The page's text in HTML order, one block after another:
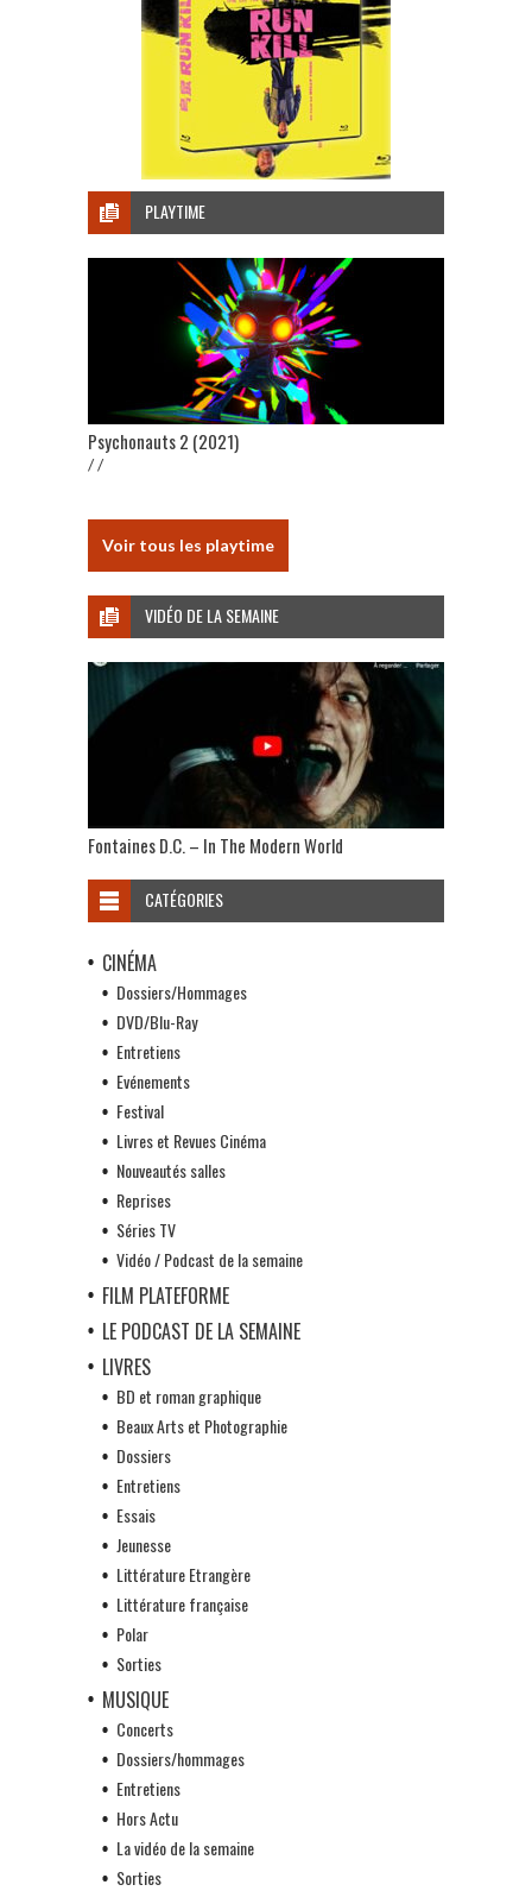
PLAYTIME
Psychonauts 2 (2021)
/ /
Voir tous les playtime
VIDÉO DE LA SEMAINE
Fontaines D.C. – In The Modern World
CATÉGORIES
CINÉMA
Dossiers/Hommages
DVD/Blu-Ray
Entretiens
Evénements
Festival
Livres et Revues Cinéma
Nouveautés salles
Reprises
Séries TV
Vidéo / Podcast de la semaine
FILM PLATEFORME
LE PODCAST DE LA SEMAINE
LIVRES
BD et roman graphique
Beaux Arts et Photographie
Dossiers
Entretiens
Essais
Jeunesse
Littérature Etrangère
Littérature française
Polar
Sorties
MUSIQUE
Concerts
Dossiers/hommages
Entretiens
Hors Actu
La vidéo de la semaine
Sorties